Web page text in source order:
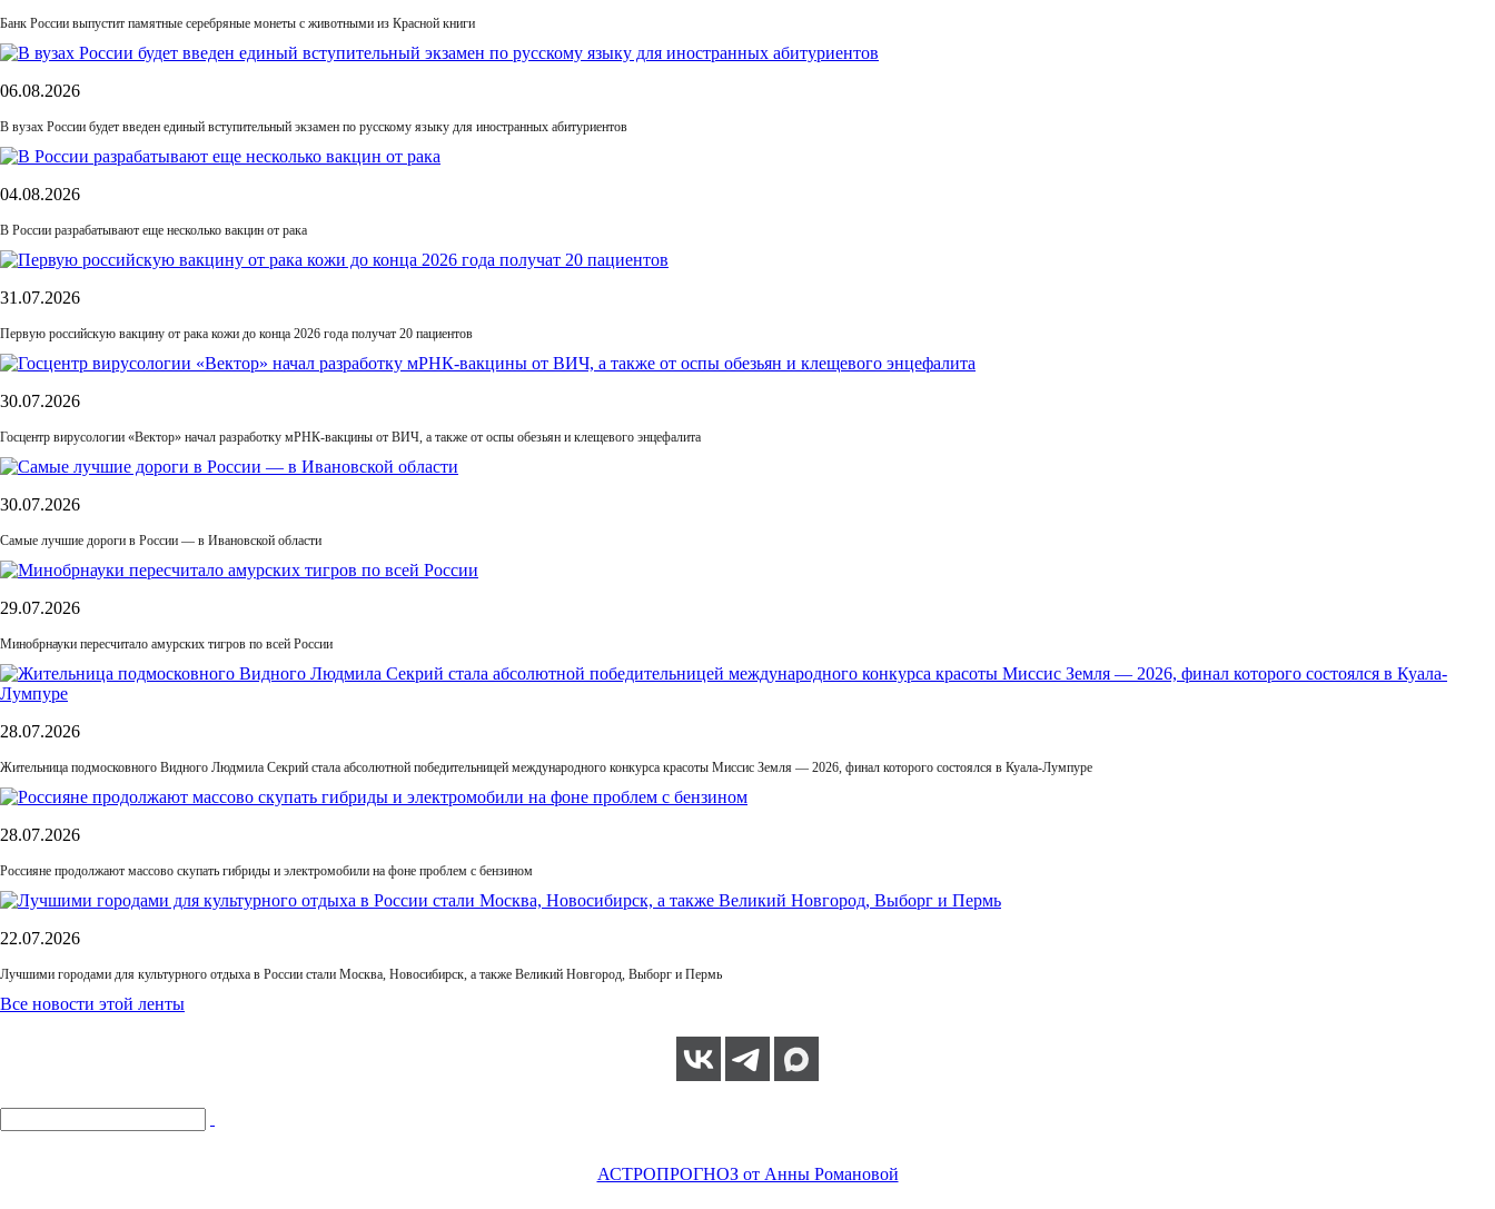
Банк России выпустит памятные серебряные монеты с животными из Красной книги
06.08.2026
В вузах России будет введен единый вступительный экзамен по русскому языку для иностранных абитуриентов
04.08.2026
В России разрабатывают еще несколько вакцин от рака
31.07.2026
Первую российскую вакцину от рака кожи до конца 2026 года получат 20 пациентов
30.07.2026
Госцентр вирусологии «Вектор» начал разработку мРНК-вакцины от ВИЧ, а также от оспы обезьян и клещевого энцефалита
30.07.2026
Самые лучшие дороги в России — в Ивановской области
29.07.2026
Минобрнауки пересчитало амурских тигров по всей России
28.07.2026
Жительница подмосковного Видного Людмила Секрий стала абсолютной победительницей международного конкурса красоты Миссис Земля — 2026, финал которого состоялся в Куала-Лумпуре
28.07.2026
Россияне продолжают массово скупать гибриды и электромобили на фоне проблем с бензином
22.07.2026
Лучшими городами для культурного отдыха в России стали Москва, Новосибирск, а также Великий Новгород, Выборг и Пермь
Все новости этой ленты
АСТРОПРОГНОЗ от Анны Романовой